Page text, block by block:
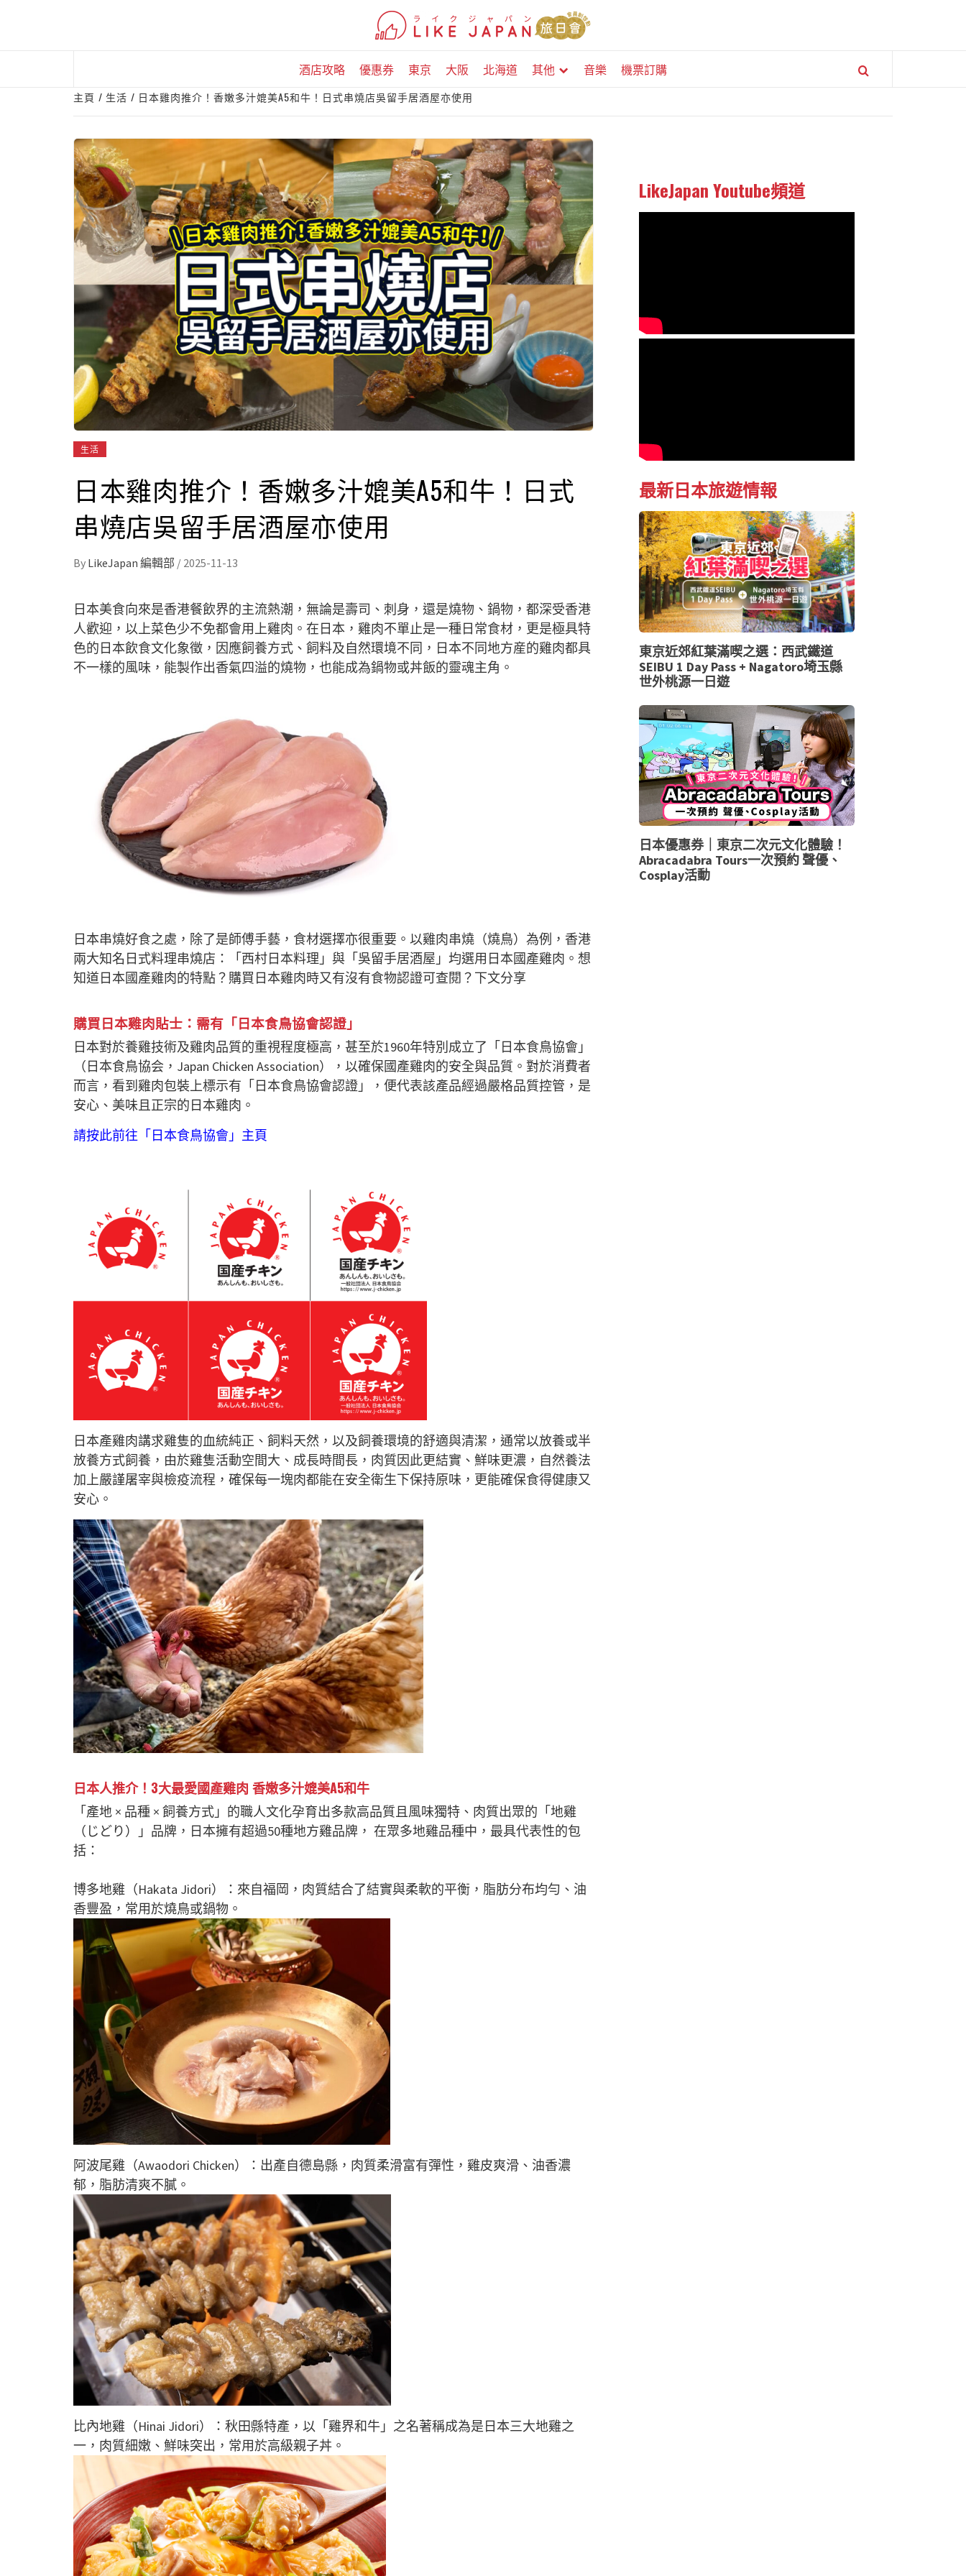
酒店攻略 優惠券 東京 大阪 北海道 其他 音樂 機票訂購
主頁 生活 日本雞肉推介！香嫩多汁媲美A5和牛！日式串燒店吳留手居酒屋亦使用
生活
日本雞肉推介！香嫩多汁媲美A5和牛！日式
串燒店吳留手居酒屋亦使用
By LikeJapan 編輯部 / 2025-11-13
日本美食向來是香港餐飲界的主流熱潮，無論是壽司、刺身，還是燒物、鍋物，都深受香港
人歡迎，以上菜色少不免都會用上雞肉。在日本，雞肉不單止是一種日常食材，更是極具特
色的日本飲食文化象徵，因應飼養方式、飼料及自然環境不同，日本不同地方産的雞肉都具
不一樣的風味，能製作出香氣四溢的燒物，也能成為鍋物或丼飯的靈魂主角。
日本串燒好食之處，除了是師傅手藝，食材選擇亦很重要。以雞肉串燒（燒鳥）為例，香港
兩大知名日式料理串燒店：「西村日本料理」與「吳留手居酒屋」均選用日本國產雞肉。想
知道日本國產雞肉的特點？購買日本雞肉時又有沒有食物認證可查閱？下文分享
購買日本雞肉貼士：需有「日本食鳥協會認證」
日本對於養雞技術及雞肉品質的重視程度極高，甚至於1960年特別成立了「日本食鳥協會」
（日本食鳥協会，Japan Chicken Association），以確保國產雞肉的安全與品質。對於消費者
而言，看到雞肉包裝上標示有「日本食鳥協會認證」，便代表該產品經過嚴格品質控管，是
安心、美味且正宗的日本雞肉。
請按此前往「日本食鳥協會」主頁
日本產雞肉講求雞隻的血統純正、飼料天然，以及飼養環境的舒適與清潔，通常以放養或半
放養方式飼養，由於雞隻活動空間大、成長時間長，肉質因此更結實、鮮味更濃，自然養法
加上嚴謹屠宰與檢疫流程，確保每一塊肉都能在安全衛生下保持原味，更能確保食得健康又
安心。
日本人推介！3大最愛國產雞肉 香嫩多汁媲美A5和牛
「產地 × 品種 × 飼養方式」的職人文化孕育出多款高品質且風味獨特、肉質出眾的「地雞
（じどり）」品牌，日本擁有超過50種地方雞品牌， 在眾多地雞品種中，最具代表性的包
括：
博多地雞（Hakata Jidori）：來自福岡，肉質結合了結實與柔軟的平衡，脂肪分布均勻、油
香豐盈，常用於燒鳥或鍋物。
阿波尾雞（Awaodori Chicken）：出產自德島縣，肉質柔滑富有彈性，雞皮爽滑、油香濃
郁，脂肪清爽不膩。
比內地雞（Hinai Jidori）：秋田縣特產，以「雞界和牛」之名著稱成為是日本三大地雞之
一，肉質細嫩、鮮味突出，常用於高級親子丼。
LikeJapan Youtube頻道
最新日本旅遊情報
東京近郊紅葉滿喫之選：西武鐵道
SEIBU 1 Day Pass + Nagatoro埼玉縣
世外桃源一日遊
日本優惠券｜東京二次元文化體驗！
Abracadabra Tours一次預約 聲優、
Cosplay活動